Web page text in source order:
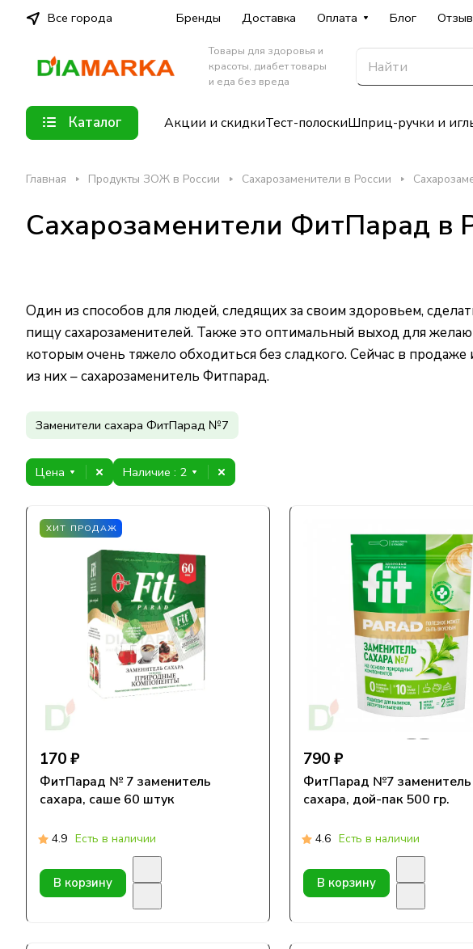
Все города Бренды Доставка Оплата Блог
Товары для здоровья и
красоты, диабет товары
и еда без вреда
Каталог Акции и скидкиТест-полоскиШприц-ручки и
Главная Продукты ЗОЖ в России Сахарозаменители в России
Сахарозаменители ФитПарад в
Один из способов для людей, следящих за своим здоровьем,
пищу сахарозаменителей. Также это оптимальный выход для
которым очень тяжело обходиться без сладкого. Сейчас в
из них – сахарозаменитель Фитпарад.
Заменители сахара ФитПарад №7
Цена Наличие : 2
ХИТ ПРОДАЖ
170 ₽
ФитПарад № 7 заменитель
сахара, саше 60 штук
4.9 Есть в наличии
В корзину
790 ₽
ФитПарад №7 заменитель
сахара, дой-пак 500 гр.
4.6 Есть в наличии
В корзину